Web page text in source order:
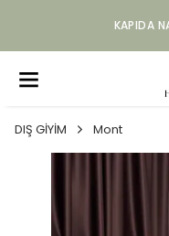
KAPIDA
DIŞ GİYİM Mont